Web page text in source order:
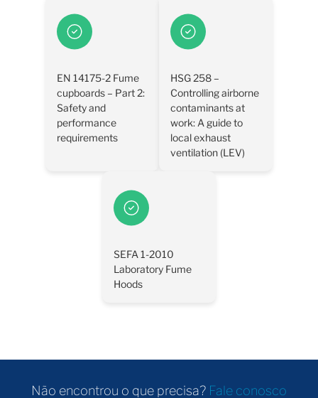
EN 14175-2 Fume
cupboards – Part 2:
Safety and
performance
requirements
HSG 258 –
Controlling airborne
contaminants at
work: A guide to
local exhaust
ventilation (LEV)
SEFA 1-2010
Laboratory Fume
Hoods
Não encontrou o que precisa? Fale conosco